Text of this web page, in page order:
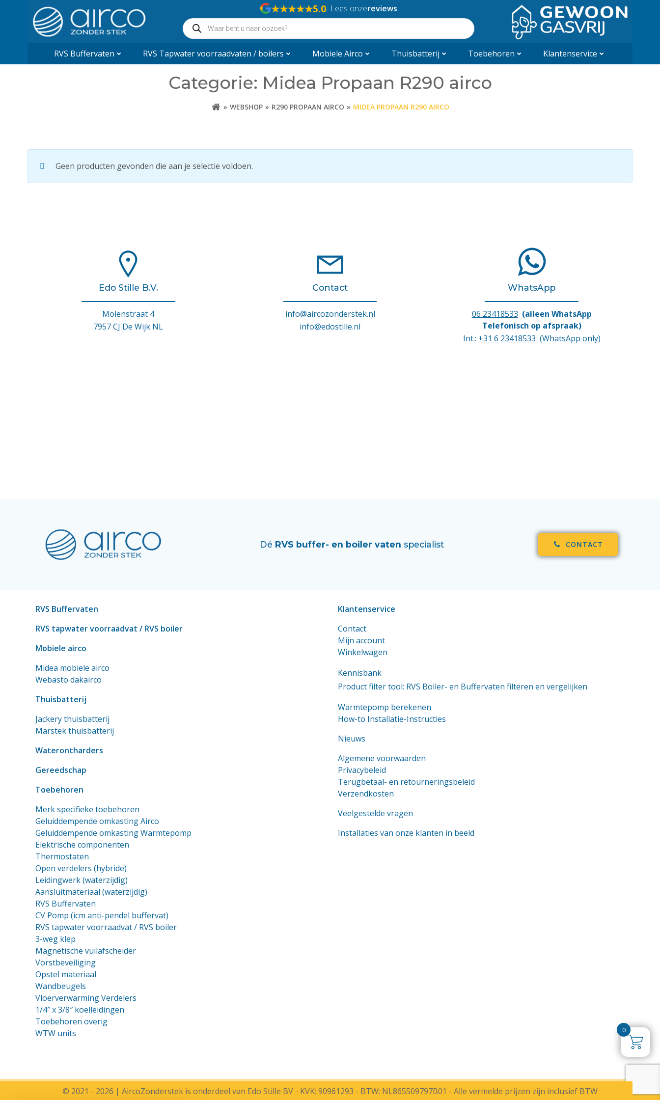
★★★★★5.0- Lees onzereviews
Producten
zoeken
RVS Buffervaten RVS Tapwater voorraadvaten / boilers Mobiele Airco Thuisbatterij Toebehoren Klantenservice
Categorie: Midea Propaan R290 airco
WEBSHOP R290 PROPAAN AIRCO MIDEA PROPAAN R290 AIRCO
Geen producten gevonden die aan je selectie voldoen.
Edo Stille B.V.
Molenstraat 4
7957 CJ De Wijk NL
Contact
info@aircozonderstek.nl
info@edostille.nl
WhatsApp
06 23418533 (alleen WhatsApp
Telefonisch op afspraak)
Int.: +31 6 23418533 (WhatsApp only)
Dé RVS buffer- en boiler vaten specialist CONTACT
RVS Buffervaten
RVS tapwater voorraadvat / RVS boiler
Mobiele airco
Midea mobiele airco
Webasto dakairco
Thuisbatterij
Jackery thuisbatterij
Marstek thuisbatterij
Waterontharders
Gereedschap
Toebehoren
Merk specifieke toebehoren
Geluiddempende omkasting Airco
Geluiddempende omkasting Warmtepomp
Elektrische componenten
Thermostaten
Open verdelers (hybride)
Leidingwerk (waterzijdig)
Aansluitmateriaal (waterzijdig)
RVS Buffervaten
CV Pomp (icm anti-pendel buffervat)
RVS tapwater voorraadvat/ RVS boiler
3-weg klep
Magnetische vuilafscheider
Vorstbeveiliging
Opstel materiaal
Wandbeugels
Vloerverwarming Verdelers
1/4″ x 3/8″ koelleidingen
Toebehoren overig
WTW units
Klantenservice
Contact
Mijn account
Winkelwagen
Kennisbank
Product filter tool: RVS Boiler- en Buffervaten filteren en vergelijken
Warmtepomp berekenen
How-to Installatie-Instructies
Nieuws
Algemene voorwaarden
Privacybeleid
Terugbetaal- en retourneringsbeleid
Verzendkosten
Veelgestelde vragen
Installaties van onze klanten in beeld
© 2021 - 2026 | AircoZonderstek is onderdeel van Edo Stille BV - KVK: 90961293 - BTW: NL865509797B01 - Alle vermelde prijzen zijn inclusief BTW
0